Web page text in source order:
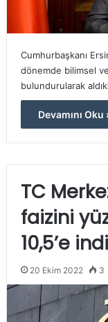
Cumhurbaşkanı
dönemde bilimsel
bulundurularak
Devamını Oku
TC
faizini
10,5’e
20 Ekim 2022 3